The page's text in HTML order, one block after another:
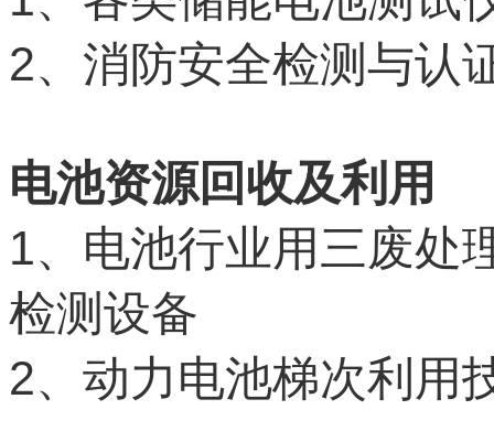
2、消防安全检测与认
电池资源回收及利用
1、电池行业用三废处
检测设备
2、动力电池梯次利用